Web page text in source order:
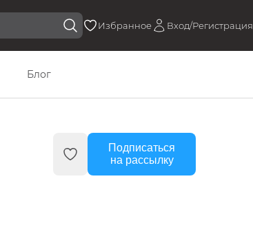
Избранное Вход/Регистрация
Блог
Подписаться
на рассылку